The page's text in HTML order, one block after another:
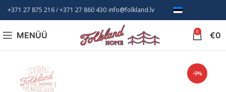
+371 27 875 216/ +371 27 860 430 info@folkland.lv ET
MENÜÜ 0 €0
-9%